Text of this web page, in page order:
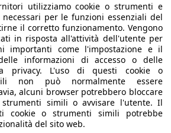
5
-
freni) -
freni)
1340 kg
530 l
36 g/km (komb.)
6.5 l/100km
utilizziamo cookie o strumenti e
per le funzioni essenziali del
il corretto funzionamento. Vengono
in risposta all'attività dell'utente per
importanti come l'impostazione e il
informazioni di accesso o delle
privacy. L'uso di questi cookie o
non può normalmente essere
alcuni browser potrebbero bloccare
simili o avvisare l'utente. Il
cookie o strumenti simili potrebbe
del sito web.